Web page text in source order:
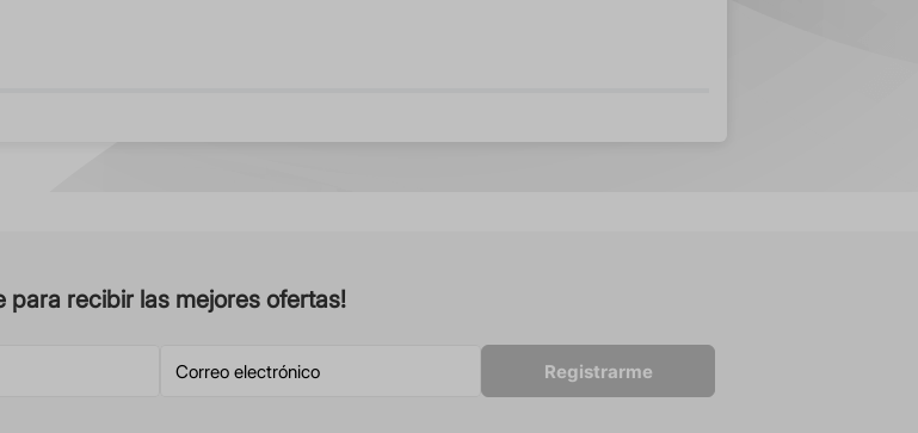
para recibir las mejores ofertas!
Registrarme